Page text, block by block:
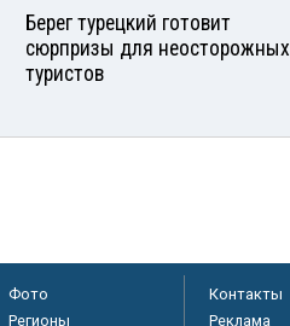
Берег турецкий готовит
сюрпризы для неосторожных
туристов
Фото
Регионы
Контакты
Реклама